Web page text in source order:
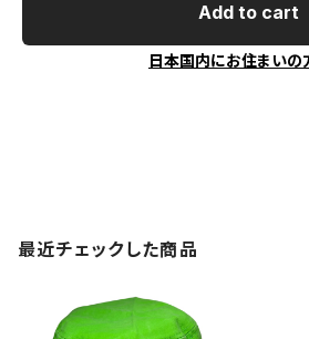
Add to cart
日本国内にお住まいの
最近チェックした商品